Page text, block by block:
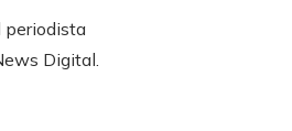
periodista
Digital.